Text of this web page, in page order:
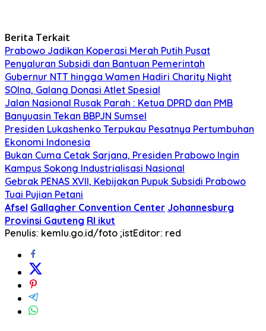
Berita Terkait
Prabowo Jadikan Koperasi Merah Putih Pusat
Penyaluran Subsidi dan Bantuan Pemerintah
Gubernur NTT hingga Wamen Hadiri Charity Night
SOIna, Galang Donasi Atlet Spesial
Jalan Nasional Rusak Parah : Ketua DPRD dan PMB
Banyuasin Tekan BBPJN Sumsel
Presiden Lukashenko Terpukau Pesatnya Pertumbuhan
Ekonomi Indonesia
Bukan Cuma Cetak Sarjana, Presiden Prabowo Ingin
Kampus Sokong Industrialisasi Nasional
Gebrak PENAS XVII, Kebijakan Pupuk Subsidi Prabowo
Tuai Pujian Petani
Afsel Gallagher Convention Center Johannesburg
Provinsi Gauteng RI ikut
Penulis: kemlu.go.id/foto ;istEditor: red